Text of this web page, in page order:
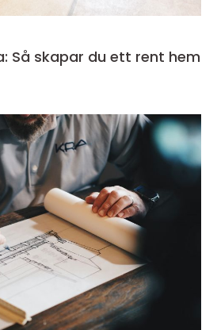
Så skapar du ett rent hem